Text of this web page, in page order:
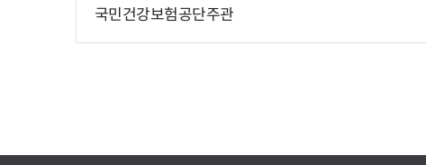
국민건강보험공단주관